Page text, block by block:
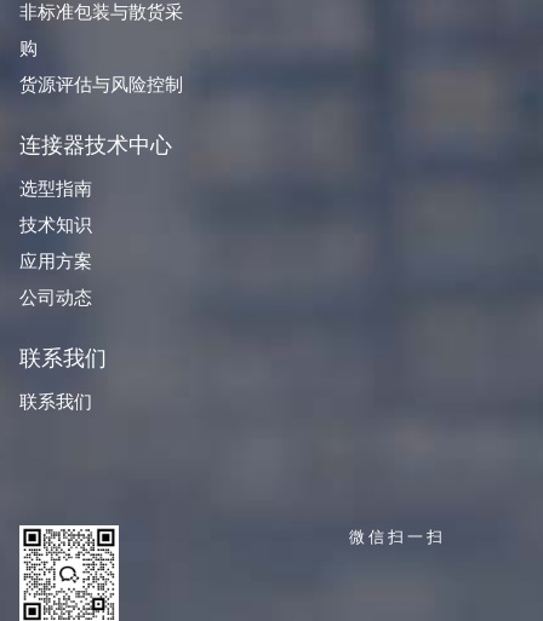
非标准包装与散货采
购
货源评估与风险控制
连接器技术中心
选型指南
技术知识
应用方案
公司动态
联系我们
联系我们
微信扫一扫